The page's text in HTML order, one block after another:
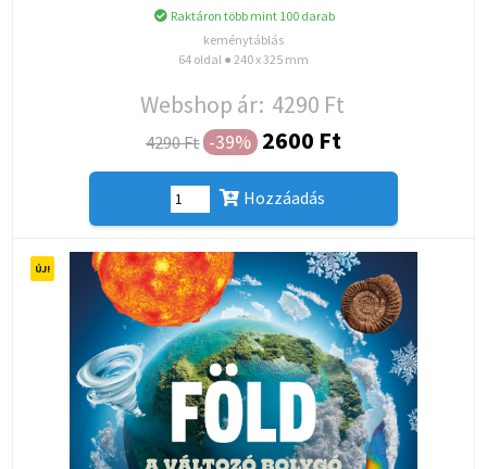
Raktáron több mint 100 darab
keménytáblás
64 oldal ● 240 x 325 mm
Webshop ár: 4290 Ft
4290 Ft -39% 2600 Ft
Hozzáadás